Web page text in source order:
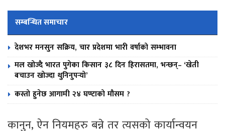
सम्बन्धित समाचार
देशभर मनसुन सक्रिय, चार प्रदेशमा भारी वर्षाको सम्भावना
मल खोज्दै भारत पुगेका किसान ३८ दिन हिरासतमा, भन्छन्– ‘खेती
बचाउन खोज्दा थुनिनुपर्‍यो’
कस्तो हुनेछ आगामी २४ घण्टाको मौसम ?
कानुन, ऐन नियमहरु बन्ने तर त्यसको कार्यान्वयन